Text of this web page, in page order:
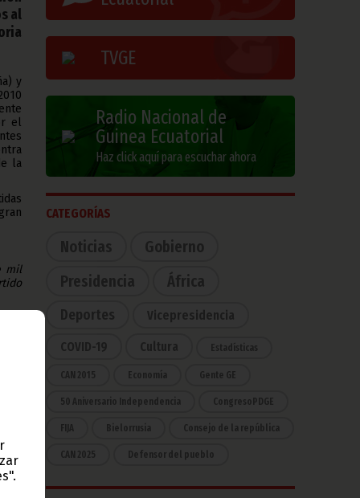
al
y
el
la
mil
TVGE
Radio Nacional de
Guinea Ecuatorial
Haz click aquí para escuchar ahora
CATEGORÍAS
Noticias
Gobierno
Presidencia
África
Deportes Vicepresidencia
COVID-19 Cultura Estadísticas
CAN 2015 Economía Gente GE
50 Aniversario Independencia CongresoPDGE
FIJA Bielorrusia Consejo de la república
CAN 2025 Defensor del pueblo